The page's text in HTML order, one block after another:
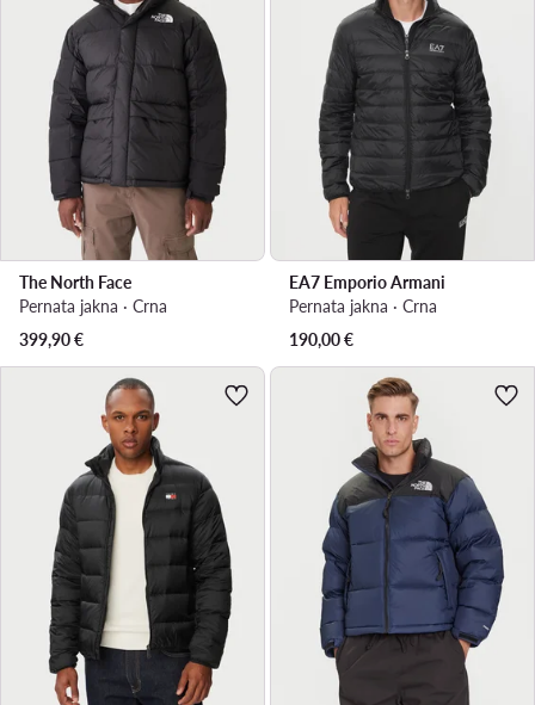
The North Face
Pernata jakna · Crna
399,90€
EA7 Emporio Armani
Pernata jakna · Crna
190,00€